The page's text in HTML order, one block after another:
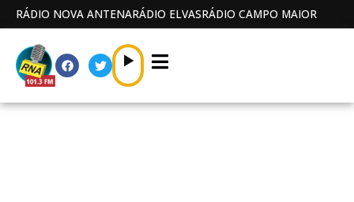
RÁDIO NOVA ANTENARÁDIO ELVASRÁDIO CAMPO MAIOR